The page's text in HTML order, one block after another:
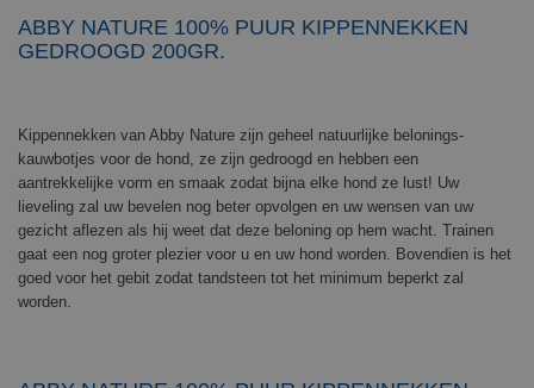
ABBY NATURE 100% PUUR KIPPENNEKKEN
GEDROOGD 200GR.
Kippennekken van Abby Nature zijn geheel natuurlijke belonings-
kauwbotjes voor de hond, ze zijn gedroogd en hebben een
aantrekkelijke vorm en smaak zodat bijna elke hond ze lust! Uw
lieveling zal uw bevelen nog beter opvolgen en uw wensen van uw
gezicht aflezen als hij weet dat deze beloning op hem wacht. Trainen
gaat een nog groter plezier voor u en uw hond worden. Bovendien is het
goed voor het gebit zodat tandsteen tot het minimum beperkt zal
worden.